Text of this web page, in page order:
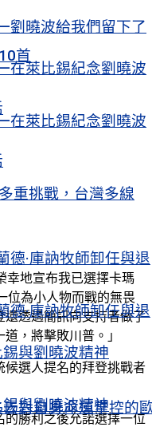
在萊比錫紀念劉曉波
·庫訥牧師卸任與退
與劉曉波精神
對自身命運掌控的
劉曉波給我們留下了
在萊比錫紀念劉曉波
·庫訥牧師卸任與退
與劉曉波精神
首
重挑戰，台灣多線
幸地宣布我已選擇卡瑪
位為小人物而戰的無畏
透過簡訊向支持者做了
，將擊敗川普。」
候選人提名的拜登挑戰者
勝利之後允諾選擇一位